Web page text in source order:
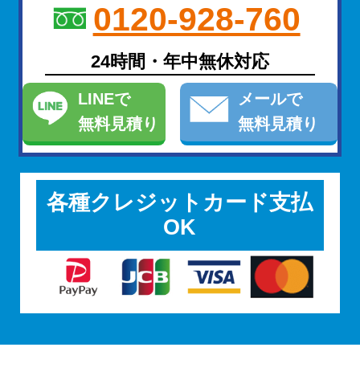
0120-928-760
24時間・年中無休対応
LINEで
無料見積り
メールで
無料見積り
各種クレジットカード支払
OK